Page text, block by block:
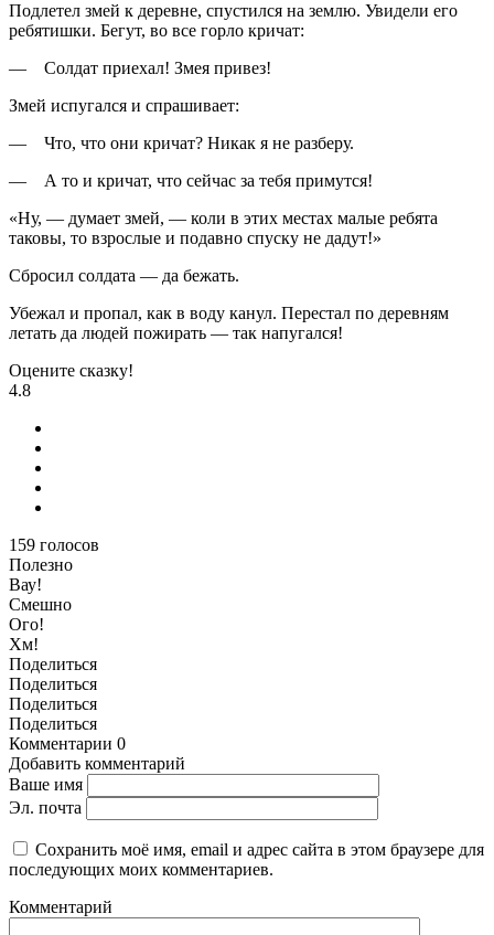
Подлетел змей к деревне, спустился на землю. Увидели его
ребятишки. Бегут, во все горло кричат:
— Солдат приехал! Змея привез!
Змей испугался и спрашивает:
— Что, что они кричат? Никак я не разберу.
— А то и кричат, что сейчас за тебя примутся!
«Ну, — думает змей, — коли в этих местах малые ребята
таковы, то взрослые и подавно спуску не дадут!»
Сбросил солдата — да бежать.
Убежал и пропал, как в воду канул. Перестал по деревням
летать да людей пожирать — так напугался!
Оцените сказку!
4.8
159 голосов
Полезно
Вау!
Смешно
Ого!
Хм!
Поделиться
Поделиться
Поделиться
Поделиться
Комментарии 0
Добавить комментарий
Ваше имя
Эл. почта
Сохранить моё имя, email и адрес сайта в этом браузере для
последующих моих комментариев.
Комментарий